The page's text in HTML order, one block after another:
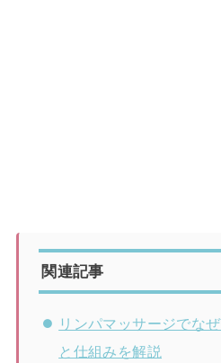
関連記事
リンパマッサージでな
と仕組みを解説